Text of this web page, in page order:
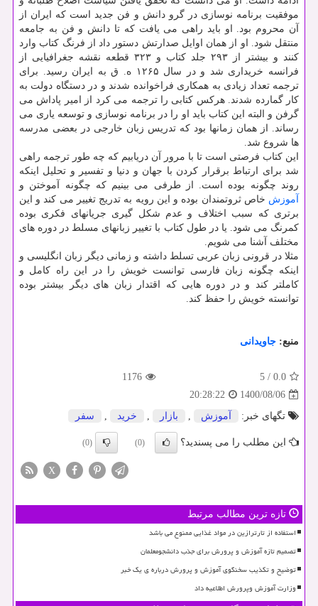
موفقیت برنامه نوسازی در گرو دانش و فن جدید است که ایران از
آن محروم بود. او باید راهی می یافت که تا دانش و فن به جامعه
منتقل شود. او از همان اوایل صدارتش دستور داد از فرنگ کتاب وارد
کنند و بیشتر از ۲۹۳ جلد کتاب و ۳۲۳ قطعه نقشه جغرافیایی از
فرانسه خریداری شد و در سال ۱۲۶۵ ه. ق به ایران رسید. برای
ترجمه تعداد زیادی به همکاری فراخوانده شدند و در دستگاه دولت به
کار گمارده شدند. هرکس کتابی را ترجمه می کرد از امیر پاداش می
گرفن و البته این کتاب باید او را در برنامه نوسازی و توسعه یاری می
رساند. از همان زمانها بود که تدریس زبان خارجی در بعضی مدرسه
ها شروع شد.
این کتاب فرصتی است تا با مرور آن دریابیم که چه طور ترجمه راهی
شد برای ارتباط برقرار کردن با جهان و دنیا و تفسیر و تحلیل اینکه
روند چگونه بوده است. از طرفی می بینیم که چگونه آموختن و
آموزش خاص ثروتمندان بوده و این رویه به تدریج تغییر می کند و این
برتری که سبب اختلاف و عدم شکل گیری جریانهای فکری بوده
کمرنگ می شود. یا در طول کتاب با تغییر زبانهای مسلط در دوره های
مختلف آشنا می شویم.
مثلا در قرونی زبان عربی تسلط داشته و زمانی دیگر زبان انگلیسی و
اینکه چگونه زبان فارسی توانست خویش را در این راه کامل و
کاملتر کند و در دوره هایی که اقتدار زبان های دیگر بیشتر بوده
توانسته خویش را حفظ کند.
منبع: جاویدانی
0.0
/
5
1176
1400/08/06
20:28:22
تگهای خبر:
آموزش , بازار , خرید , سفر
این مطلب را می پسندید؟ (0)
(0)
X
تازه ترین مطالب مرتبط
استفاده از تارترازین در مواد غذایی ممنوع می باشد
تصمیم تازه آموزش و پرورش برای جذب دانشجومعلمان
توضیح و تکذیب سخنگوی آموزش و پرورش درباره ی یک خبر
وزارت آموزش وپرورش اطلاعیه داد